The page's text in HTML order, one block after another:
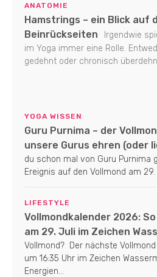
ANATOMIE
Hamstrings – ein Blick auf
Beinrückseiten
Irgendwie
im Yoga immer eine Rolle.
gedehnt oder chronisch
YOGA WISSEN
Guru Purnima – der
unsere Gurus ehren (oder
du schon mal von Guru Purnima
Ereignis auf den Vollmond am 29.
LIFESTYLE
Vollmondkalender 2026:
am 29. Juli im Zeichen
Vollmond? Der nächste
um 16:35 Uhr im Zeichen
Energien...